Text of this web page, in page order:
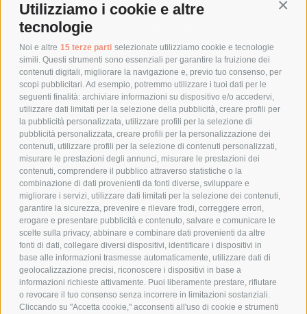
Utilizziamo i cookie e altre
tecnologie
Noi e altre 15 terze parti selezionate utilizziamo cookie e tecnologie
simili. Questi strumenti sono essenziali per garantire la fruizione dei
contenuti digitali, migliorare la navigazione e, previo tuo consenso, per
scopi pubblicitari. Ad esempio, potremmo utilizzare i tuoi dati per le
seguenti finalità: archiviare informazioni su dispositivo e/o accedervi,
utilizzare dati limitati per la selezione della pubblicità, creare profili per
la pubblicità personalizzata, utilizzare profili per la selezione di
pubblicità personalizzata, creare profili per la personalizzazione dei
contenuti, utilizzare profili per la selezione di contenuti personalizzati,
misurare le prestazioni degli annunci, misurare le prestazioni dei
contenuti, comprendere il pubblico attraverso statistiche o la
combinazione di dati provenienti da fonti diverse, sviluppare e
migliorare i servizi, utilizzare dati limitati per la selezione dei contenuti,
garantire la sicurezza, prevenire e rilevare frodi, correggere errori,
erogare e presentare pubblicità e contenuto, salvare e comunicare le
scelte sulla privacy, abbinare e combinare dati provenienti da altre
fonti di dati, collegare diversi dispositivi, identificare i dispositivi in
base alle informazioni trasmesse automaticamente, utilizzare dati di
geolocalizzazione precisi, riconoscere i dispositivi in base a
informazioni richieste attivamente. Puoi liberamente prestare, rifiutare
o revocare il tuo consenso senza incorrere in limitazioni sostanziali.
Cliccando su "Accetta cookie," acconsenti all'uso di cookie e strumenti
COSTI DI SPEDIZIONE
POLITICA DI RESO
POLICY
PRIVACY POLICY
COOKIE POLICY
PAGAMENTI SICURI
AZIENDA
CHI SIAMO
MARCHI TRATTATI
CONDOMINI